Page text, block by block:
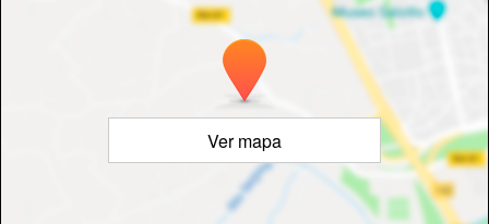
Ver mapa